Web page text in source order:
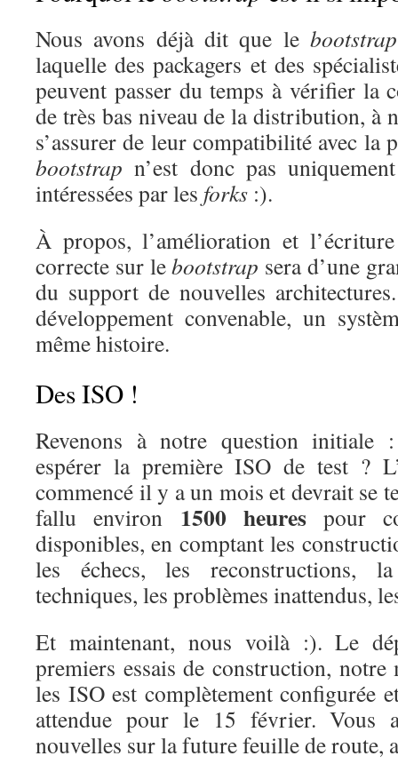
Nous avons déjà dit que le bootstrap
laquelle des packagers et des
peuvent passer du temps à vérifier la
de très bas niveau de la distribution, à
s’assurer de leur compatibilité avec la
bootstrap n’est donc pas
intéressées par les forks :).
À propos, l’amélioration et
correcte sur lebootstrap sera d’une
du support de nouvelles
développement convenable, un
même histoire.
Des ISO !
Revenons à notre question initiale
espérer la première ISO de test ?
commencé il y a un mois et devrait se
fallu environ 1500 heurespour
disponibles, en comptant les
les échecs, les reconstructions,
techniques, les problèmes inattendus,
Et maintenant, nous voilà :). Le
premiers essais de construction,
les ISO est complètement configurée
attendue pour le 15 février. Vous
nouvelles sur la future feuille de route,